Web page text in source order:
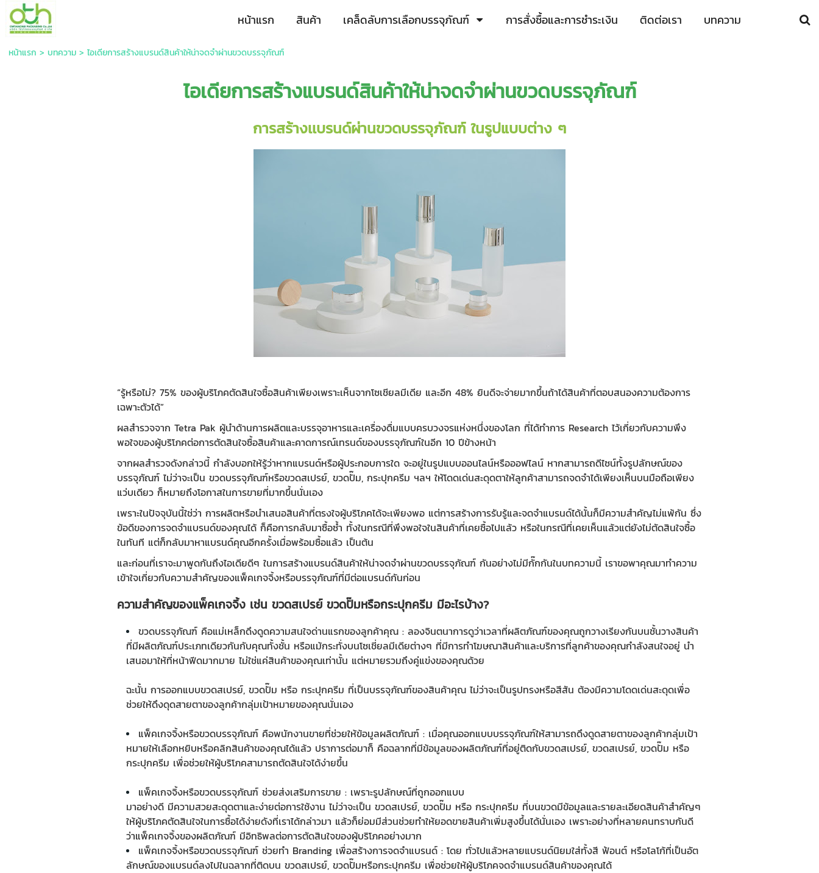
หน้าแรก สินค้า เคล็ดลับการเลือกบรรจุภัณฑ์ การสั่งซื้อและการชำระเงิน ติดต่อเรา บทความ
หน้าแรก > บทความ> ไอเดียการสร้างแบรนด์สินค้าให้น่าจดจำผ่านขวดบรรจุภัณฑ์
ไอเดียการสร้างแบรนด์สินค้าให้น่าจดจำผ่านขวดบรรจุภัณฑ์
การสร้างเเบรนด์ผ่านขวดบรรจุภัณฑ์ในรูปแบบต่าง ๆ
“รู้หรือไม่? 75% ของผู้บริโภคตัดสินใจซื้อสินค้าเพียงเพราะเห็นจากโซเชียลมีเดีย และอีก 48% ยินดีจะจ่ายมากขึ้นถ้าได้สินค้าที่ตอบสนองความต้องการ
เฉพาะตัวได้”
ผลสำรวจจาก Tetra Pak ผู้นำด้านการผลิตและบรรจุอาหารและเครื่องดื่มแบบครบวงจรแห่งหนึ่งของโลก ที่ได้ทำการ Research ไว้เกี่ยวกับความพึง
พอใจของผู้บริโภคต่อการตัดสินใจซื้อสินค้าและคาดการณ์เทรนด์ของบรรจุภัณฑ์ในอีก 10 ปีข้างหน้า
จากผลสำรวจดังกล่าวนี้ กำลังบอกให้รู้ว่าหากแบรนด์หรือผู้ประกอบการใด จะอยู่ในรูปแบบออนไลน์หรือออฟไลน์ หากสามารถดีไซน์ทั้งรูปลักษณ์ของ
บรรจุภัณฑ์ ไม่ว่าจะเป็น ขวดบรรจุภัณฑ์หรือขวดสเปรย์, ขวดปั๊ม, กระปุกครีม ฯลฯ ให้โดดเด่นสะดุดตาให้ลูกค้าสามารถจดจำได้เพียงเห็นบนมือถือเพียง
แว่บเดียว ก็หมายถึงโอกาสในการขายที่มากขึ้นนั่นเอง
เพราะในปัจจุบันนี้ใช่ว่า การผลิตหรือนำเสนอสินค้าที่ตรงใจผู้บริโภคได้จะเพียงพอ แต่การสร้างการรับรู้และจดจำแบรนด์ได้นั้นก็มีความสำคัญไม่แพ้กัน ซึ่ง
ข้อดีของการจดจำแบรนด์ของคุณได้ ก็คือการกลับมาซื้อซ้ำ ทั้งในกรณีที่พึงพอใจในสินค้าที่เคยซื้อไปแล้ว หรือในกรณีที่เคยเห็นแล้วแต่ยังไม่ตัดสินใจซื้อ
ในทันที แต่ก็กลับมาหาแบรนด์คุณอีกครั้งเมื่อพร้อมซื้อแล้ว เป็นต้น
และก่อนที่เราจะมาพูดกันถึงไอเดียดีๆ ในการสร้างแบรนด์สินค้าให้น่าจดจำผ่านขวดบรรจุภัณฑ์ กันอย่างไม่มีกั๊กกันในบทความนี้ เราขอพาคุณมาทำความ
เข้าใจเกี่ยวกับความสำคัญของแพ็คเกจจิ้งหรือบรรจุภัณฑ์ที่มีต่อแบรนด์กันก่อน
ความสำคัญของแพ็คเกจจิ้ง เช่น ขวดสเปรย์ ขวดปั๊มหรือกระปุกครีม มีอะไรบ้าง?
ขวดบรรจุภัณฑ์ คือแม่เหล็กดึงดูดความสนใจด่านแรกของลูกค้าคุณ : ลองจินตนาการดูว่าเวลาที่ผลิตภัณฑ์ของคุณถูกวางเรียงกันบนชั้นวางสินค้า
ที่มีผลิตภัณฑ์ประเภทเดียวกันกับคุณทั้งชั้น หรือแม้กระทั่งบนโซเชี่ยลมีเดียต่างๆ ที่มีการทำโฆษณาสินค้าและบริการที่ลูกค้าของคุณกำลังสนใจอยู่ นำ
เสนอมาให้ที่หน้าฟีดมากมาย ไม่ใช่แค่สินค้าของคุณเท่านั้น แต่หมายรวมถึงคู่แข่งของคุณด้วย
ฉะนั้น การออกแบบขวดสเปรย์, ขวดปั๊ม หรือ กระปุกครีม ที่เป็นบรรจุภัณฑ์ของสินค้าคุณ ไม่ว่าจะเป็นรูปทรงหรือสีสัน ต้องมีความโดดเด่นสะดุดเพื่อ
ช่วยให้ดึงดุดสายตาของลูกค้ากลุ่มเป้าหมายของคุณนั่นเอง
แพ็คเกจจิ้งหรือขวดบรรจุภัณฑ์ คือพนักงานขายที่ช่วยให้ข้อมูลผลิตภัณฑ์ : เมื่อคุณออกแบบบรรจุภัณฑ์ให้สามารถดึงดูดสายตาของลูกค้ากลุ่มเป้า
หมายให้เลือกหยิบหรือคลิกสินค้าของคุณได้แล้ว ปราการต่อมาก็ คือฉลากที่มีข้อมูลของผลิตภัณฑ์ที่อยู่ติดกับขวดสเปรย์, ขวดสเปรย์, ขวดปั๊ม หรือ
กระปุกครีม เพื่อช่วยให้ผู้บริโภคสามารถตัดสินใจได้ง่ายขึ้น
แพ็คเกจจิ้งหรือขวดบรรจุภัณฑ์ ช่วยส่งเสริมการขาย : เพราะรูปลักษณ์ที่ถูกออกแบบ
มาอย่างดี มีความสวยสะดุดตาและง่ายต่อการใช้งาน ไม่ว่าจะเป็น ขวดสเปรย์, ขวดปั๊ม หรือ กระปุกครีม ที่บนขวดมีข้อมูลและรายละเอียดสินค้าสำคัญๆ
ให้ผู้บริโภคตัดสินใจในการซื้อได้ง่ายดังที่เราได้กล่าวมา แล้วก็ย่อมมีส่วนช่วยทำให้ยอดขายสินค้าเพิ่มสูงขึ้นได้นั่นเอง เพราะอย่างที่หลายคนทราบกันดี
ว่าแพ็คเกจจิ้งของผลิตภัณฑ์ มีอิทธิพลต่อการตัดสินใจของผู้บริโภคอย่างมาก
แพ็คเกจจิ้งหรือขวดบรรจุภัณฑ์ ช่วยทำ Branding เพื่อสร้างการจดจำแบรนด์ : โดย ทั่วไปแล้วหลายแบรนด์นิยมใส่ทั้งสี ฟ้อนต์ หรือโลโก้ที่เป็นอัต
ลักษณ์ของแบรนด์ลงไปในฉลากที่ติดบน ขวดสเปรย์, ขวดปั๊มหรือกระปุกครีม เพื่อช่วยให้ผู้บริโภคจดจำแบรนด์สินค้าของคุณได้